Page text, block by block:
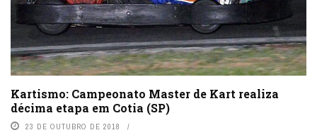
Kartismo: Campeonato Master de Kart realiza
décima etapa em Cotia (SP)
23 DE OUTUBRO DE 2018